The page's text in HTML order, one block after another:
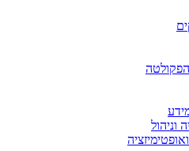
וניהול